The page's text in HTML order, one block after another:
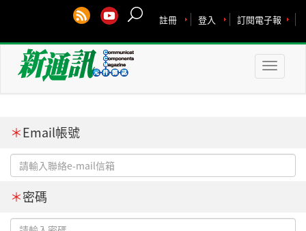
訂閱電子報
登入
註冊
Toggle
＊Email帳號
＊密碼